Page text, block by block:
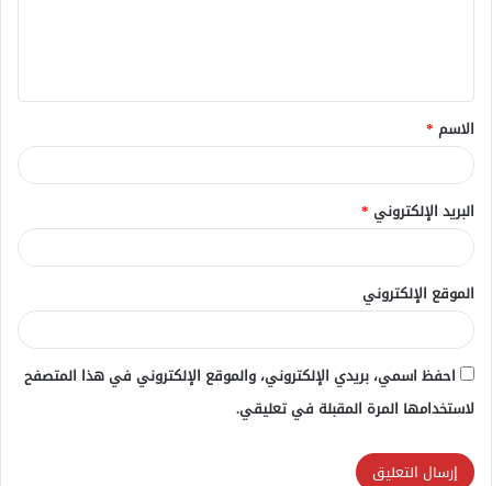
ق
*
الاسم *
البريد الإلكتروني *
الموقع الإلكتروني
احفظ اسمي، بريدي الإلكتروني، والموقع الإلكتروني في هذا المتصفح
لاستخدامها المرة المقبلة في تعليقي.